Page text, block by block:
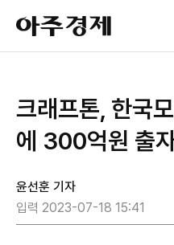
아
주
경
크래프톤, 한국
에 300억원 출
윤선훈 기자
입력 2023-07-18 15:41